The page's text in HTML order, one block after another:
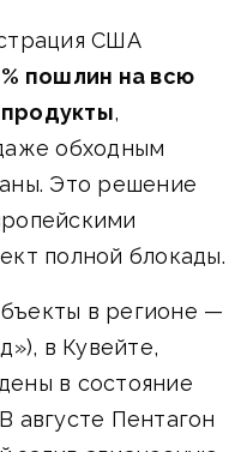
США
% пошлин на всю
,
обходным
Это решение
полной блокады.
в регионе —
в Кувейте,
в состояние
августе Пентагон